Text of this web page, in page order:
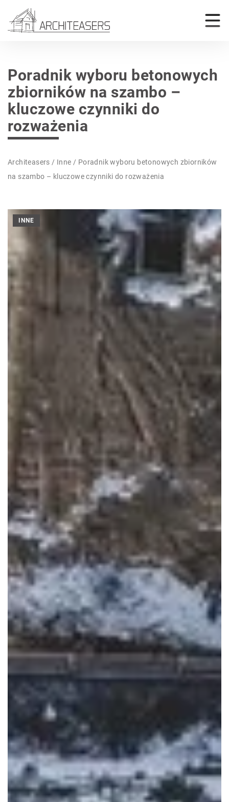
Poradnik wyboru betonowych
zbiorników na szambo –
kluczowe czynniki do
rozważenia
Architeasers / Inne / Poradnik wyboru betonowych zbiorników
na szambo – kluczowe czynniki do rozważenia
INNE